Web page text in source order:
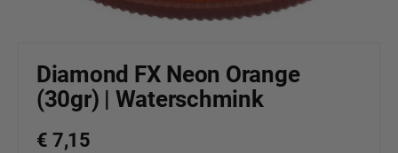
Diamond FX Neon Orange
(30gr) | Waterschmink
€ 7,15